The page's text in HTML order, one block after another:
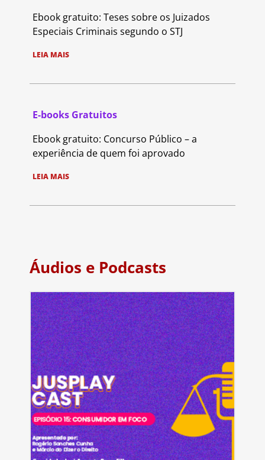
Ebook gratuito: Teses sobre os Juizados
Especiais Criminais segundo o STJ
LEIA MAIS
E-books Gratuitos
Ebook gratuito: Concurso Público – a
experiência de quem foi aprovado
LEIA MAIS
Áudios e Podcasts